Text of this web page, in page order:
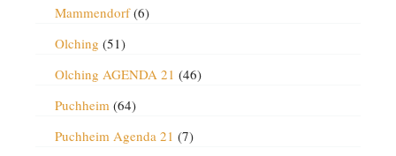
Mammendorf(6)
Olching (51)
Olching AGENDA 21 (46)
Puchheim (64)
Puchheim Agenda 21 (7)